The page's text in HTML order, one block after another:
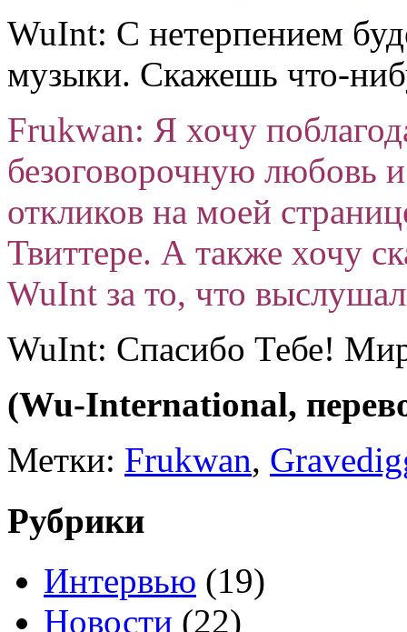
WuInt: С нетерпением
музыки. Скажешь что-
Frukwan: Я хочу
безоговорочную любовь
откликов на моей
Твиттере. А также хочу
WuInt за то, что
WuInt: Спасибо Тебе!
(Wu-International,
Метки: Frukwan,
Рубрики
Интервью (19)
Новости (22)